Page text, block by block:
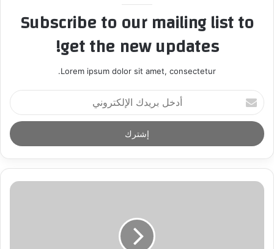
Subscribe to our mailing list to
get the new updates!
Lorem ipsum dolor sit amet, consectetur.
أ
د
خ
ل
ر
د